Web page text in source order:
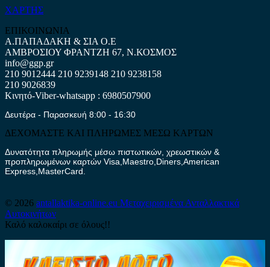
ΧΑΡΤΗΣ
ΕΠΙΚΟΙΝΩΝΙΑ
Α.ΠΑΠΑΔΑΚΗ & ΣΙΑ Ο.Ε
ΑΜΒΡΟΣΙΟΥ ΦΡΑΝΤΖΗ 67, Ν.ΚΟΣΜΟΣ
info@ggp.gr
210 9012444 210 9239148 210 9238158
210 9026839
Κινητό-Viber-whatsapp : 6980507900
Δευτέρα - Παρασκευή 8:00 - 16:30
ΔΕΧΟΜΑΣΤΕ ΚΑΙ ΠΛΗΡΩΜΕΣ ΜΕΣΩ ΚΑΡΤΩΝ
Δυνατότητα πληρωμής μέσω πιστωτικών, χρεωστικών &
προπληρωμένων καρτών Visa,Maestro,Diners,American
Express,MasterCard.
© 2026 antallaktika-online.eu Μεταχειρισμένα Ανταλλακτικά
Αυτοκινήτων
Καλό καλοκαίρι σε όλους!!